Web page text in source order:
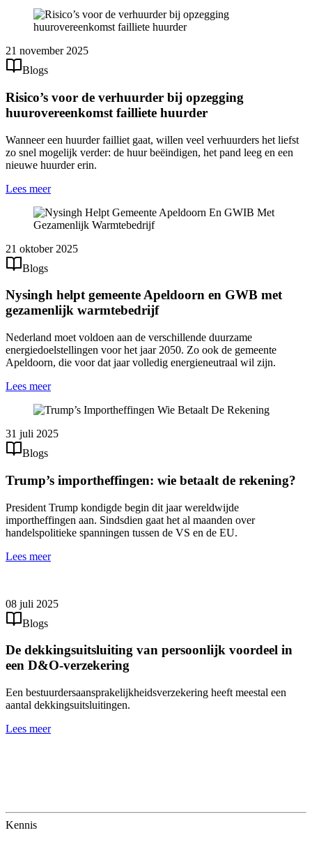
21 november 2025
Blogs
Risico’s voor de verhuurder bij opzegging
huurovereenkomst failliete huurder
Wanneer een huurder failliet gaat, willen veel verhuurders het liefst
zo snel mogelijk verder: de huur beëindigen, het pand leeg en een
nieuwe huurder erin.
Lees meer
21 oktober 2025
Blogs
Nysingh helpt gemeente Apeldoorn en GWB met
gezamenlijk warmtebedrijf
Nederland moet voldoen aan de verschillende duurzame
energiedoelstellingen voor het jaar 2050. Zo ook de gemeente
Apeldoorn, die voor dat jaar volledig energieneutraal wil zijn.
Lees meer
31 juli 2025
Blogs
Trump’s importheffingen: wie betaalt de rekening?
President Trump kondigde begin dit jaar wereldwijde
importheffingen aan. Sindsdien gaat het al maanden over
handelspolitieke spanningen tussen de VS en de EU.
Lees meer
08 juli 2025
Blogs
De dekkingsuitsluiting van persoonlijk voordeel in
een D&O-verzekering
Een bestuurdersaansprakelijkheidsverzekering heeft meestal een
aantal dekkingsuitsluitingen.
Lees meer
Kennis